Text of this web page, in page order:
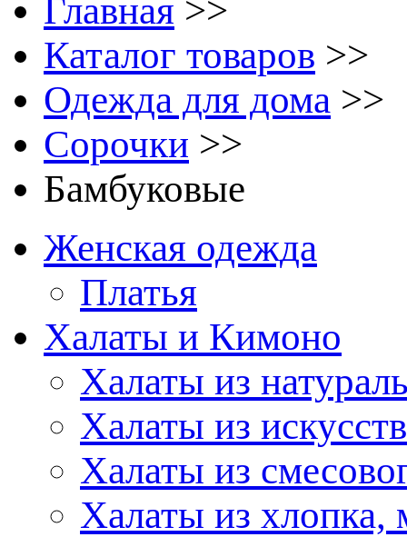
Главная >>
Каталог товаров >>
Одежда для дома >>
Сорочки >>
Бамбуковые
Женская одежда
Платья
Халаты и Кимоно
Халаты из
Халаты из
Халаты из
Халаты из хлопка,